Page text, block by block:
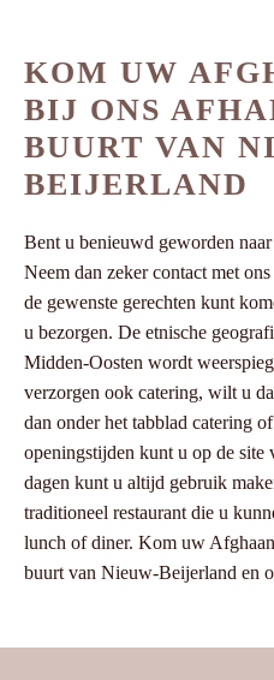
KOM UW
BIJ ONS
BUURT VAN
BEIJERLAND
Bent u benieuwd geworden
Neem dan zeker contact met
de gewenste gerechten kunt
u bezorgen. De etnische
Midden-Oosten wordt
verzorgen ook catering, wilt u
dan onder het tabblad catering
openingstijden kunt u op de site
dagen kunt u altijd gebruik
traditioneel restaurant die u
lunch of diner. Kom uw
buurt van Nieuw-Beijerland en